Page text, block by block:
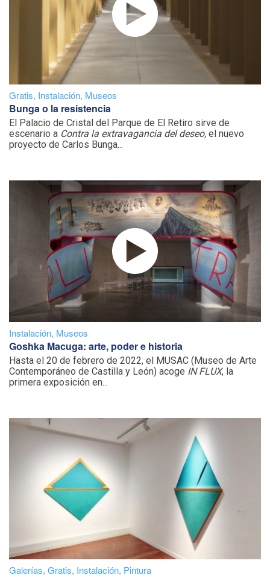
Gratis, Instalación, Museos
Bunga o la resistencia
El Palacio de Cristal del Parque de El Retiro sirve de
escenario a Contra la extravagancia del deseo, el nuevo
proyecto de Carlos Bunga...
Instalación, Museos
Goshka Macuga: arte, poder e historia
Hasta el 20 de febrero de 2022, el MUSAC (Museo de Arte
Contemporáneo de Castilla y León) acoge IN FLUX, la
primera exposición en...
Galerías, Gratis, Instalación, Pintura